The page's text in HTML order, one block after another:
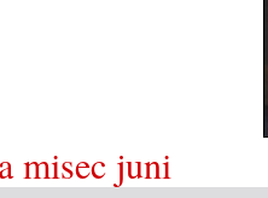
misec juni